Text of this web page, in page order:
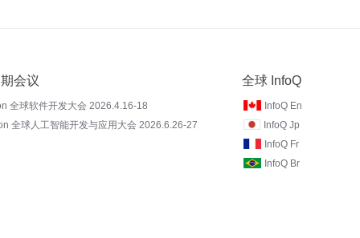
会议
全球软件开发大会 2026.4.16-18
全球人工智能开发与应用大会 2026.6.26-27
全球 InfoQ
InfoQ En
InfoQ Jp
InfoQ Fr
InfoQ Br